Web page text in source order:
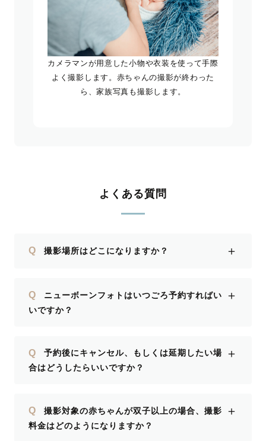
カメラマンが用意した小物や衣装を使って手際
よく撮影します。赤ちゃんの撮影が終わった
ら、家族写真も撮影します。
よくある質問
Q 撮影場所はどこになりますか？ ＋
Q
ニューボーンフォトはいつごろ予約すればい
いですか？
＋
Q
予約後にキャンセル、もしくは延期したい場
合はどうしたらいいですか？
＋
Q
撮影対象の赤ちゃんが双子以上の場合、撮影
料金はどのようになりますか？
＋